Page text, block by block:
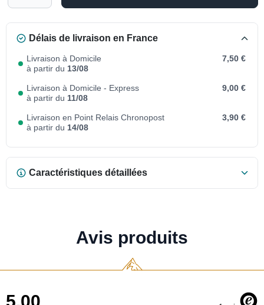
Délais de livraison en France
Livraison à Domicile
à partir du 13/08
7,50 €
Livraison à Domicile - Express
à partir du 11/08
9,00 €
Livraison en Point Relais Chronopost
à partir du 14/08
3,90 €
Caractéristiques détaillées
Avis produits